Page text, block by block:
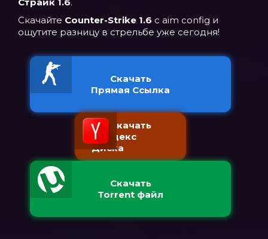
Скачайте Counter-Strike 1.6 с aim config и
ощутите разницу в стрельбе уже сегодня!
Скачать
Прямая Ссылка
Скачать
с Яндекс
Диска
Скачать
Torrent файл